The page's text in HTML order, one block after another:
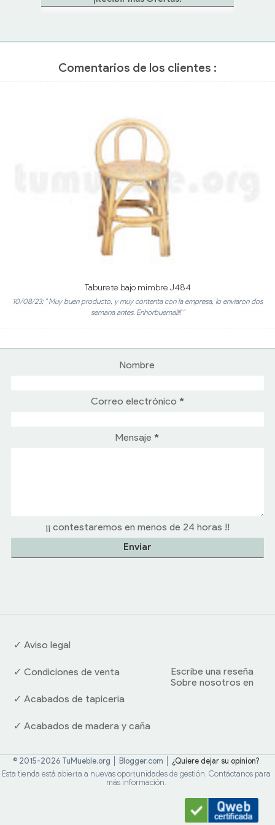
Comentarios de los clientes :
Taburete bajo mimbre J484
10/08/23: " Muy buen producto, y muy contenta con la empresa, lo enviaron dos
semana antes. Enhorbuema!!!! "
Nombre
Correo electrónico *
Mensaje *
¡¡ contestaremos en menos de 24 horas !!
✓ Aviso legal
✓ Condiciones de venta
✓ Acabados de tapiceria
✓ Acabados de madera y caña
Escribe una reseña
Sobre nosotros en
© 2015-2026 TuMueble.org │ Blogger.com │ ¿Quiere dejar su opinion?
Esta tienda está abierta a nuevas oportunidades de gestión. Contáctanos para
más información.